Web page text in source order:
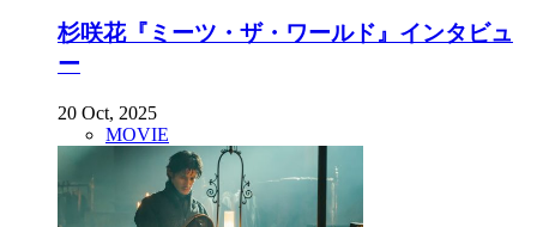
杉咲花『ミーツ・ザ・ワールド』インタビュ
ー
20 Oct, 2025
MOVIE